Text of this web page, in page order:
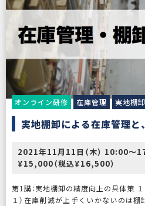
オンライン研修 在庫管理 実地棚卸
実地棚卸による在庫管理と
2021年11月11日（木） 10:00〜
¥15,000（税込¥16,500）
第1講：実地棚卸の精度向上の具体策
１）在庫削減が上手くいかないのは棚